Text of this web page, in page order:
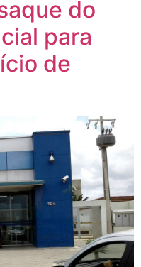
do
para
de